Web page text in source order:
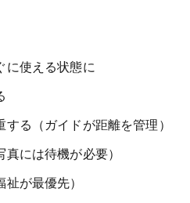
に使える状態に
る（ガイドが距離を管理）
には待機が必要）
が最優先）